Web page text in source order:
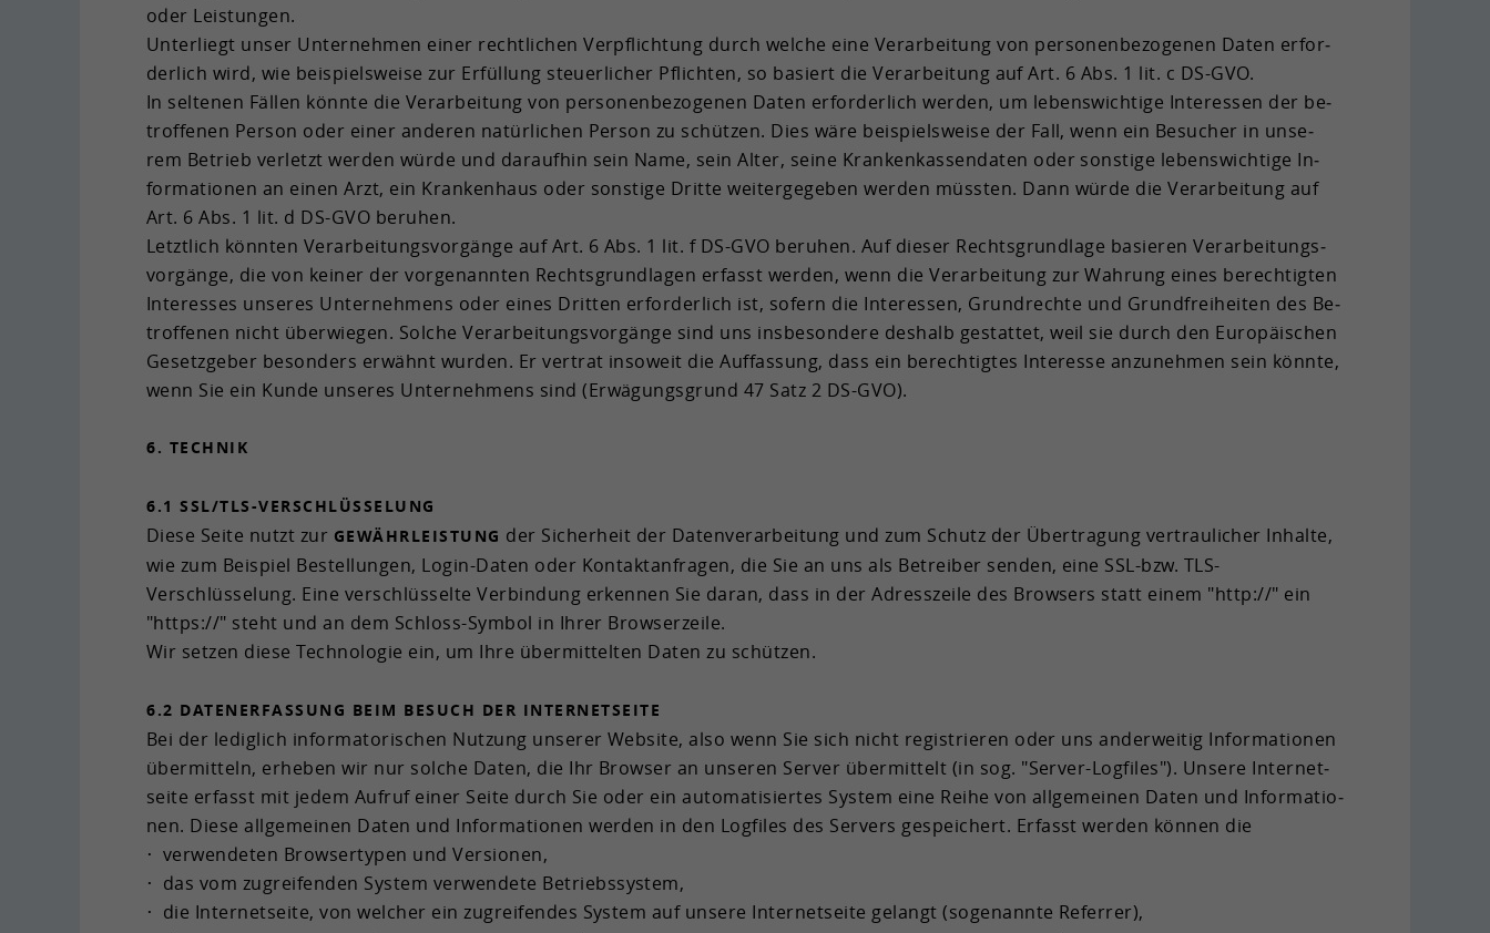
oder Leis­tun­gen.
Un­ter­liegt unser Un­ter­neh­men einer recht­li­chen Ver­pflich­tung durch wel­che eine Ver­ar­bei­tung von per­so­nen­be­zo­ge­nen Daten er­for­
der­lich wird, wie bei­spiels­wei­se zur Er­fül­lung steu­er­li­cher Pflich­ten, so ba­siert die Ver­ar­bei­tung auf Art. 6 Abs. 1 lit. c DS-​GVO.
In sel­te­nen Fäl­len könn­te die Ver­ar­bei­tung von per­so­nen­be­zo­ge­nen Daten er­for­der­lich wer­den, um le­bens­wich­ti­ge In­ter­es­sen der be­
trof­fe­nen Per­son oder einer an­de­ren na­tür­li­chen Per­son zu schüt­zen. Dies wäre bei­spiels­wei­se der Fall, wenn ein Be­su­cher in un­se­
rem Be­trieb ver­letzt wer­den würde und dar­auf­hin sein Name, sein Alter, seine Kran­ken­kas­sen­da­ten oder sons­ti­ge le­bens­wich­ti­ge In­
for­ma­tio­nen an einen Arzt, ein Kran­ken­haus oder sons­ti­ge Drit­te wei­ter­ge­ge­ben wer­den müss­ten. Dann würde die Ver­ar­bei­tung auf
Art. 6 Abs. 1 lit. d DS-​GVO be­ru­hen.
Letzt­lich könn­ten Ver­ar­bei­tungs­vor­gän­ge auf Art. 6 Abs. 1 lit. f DS-​GVO be­ru­hen. Auf die­ser Rechts­grund­la­ge ba­sie­ren Ver­ar­bei­tungs­
vor­gän­ge, die von kei­ner der vor­ge­nann­ten Rechts­grund­la­gen er­fasst wer­den, wenn die Ver­ar­bei­tung zur Wah­rung eines be­rech­tig­ten
In­ter­es­ses un­se­res Un­ter­neh­mens oder eines Drit­ten er­for­der­lich ist, so­fern die In­ter­es­sen, Grund­rech­te und Grund­frei­hei­ten des Be­
trof­fe­nen nicht über­wie­gen. Sol­che Ver­ar­bei­tungs­vor­gän­ge sind uns ins­be­son­de­re des­halb ge­stat­tet, weil sie durch den Eu­ro­päi­schen
Ge­setz­ge­ber be­son­ders er­wähnt wur­den. Er ver­trat in­so­weit die Auf­fas­sung, dass ein be­rech­tig­tes In­ter­es­se an­zu­neh­men sein könn­te,
wenn Sie ein Kunde un­se­res Un­ter­neh­mens sind (Er­wä­gungs­grund 47 Satz 2 DS-​GVO).
6. TECH­NIK
6.1 SSL/TLS-​VERSCHLÜSSELUNG
Diese Seite nutzt zur GE­WÄHR­LEIS­TUNG der Si­cher­heit der Da­ten­ver­ar­bei­tung und zum Schutz der Über­tra­gung ver­trau­li­cher In­hal­te,
wie zum Bei­spiel Be­stel­lun­gen, Login-​Daten oder Kon­takt­an­fra­gen, die Sie an uns als Be­trei­ber sen­den, eine SSL-​bzw. TLS-​
Verschlüsselung. Eine ver­schlüs­sel­te Ver­bin­dung er­ken­nen Sie daran, dass in der Adress­zei­le des Brow­sers statt einem "http://" ein
"https://" steht und an dem Schloss-​Symbol in Ihrer Brow­ser­zei­le.
Wir set­zen diese Tech­no­lo­gie ein, um Ihre über­mit­tel­ten Daten zu schüt­zen.
6.2 DA­TEN­ER­FAS­SUNG BEIM BE­SUCH DER IN­TER­NET­SEI­TE
Bei der le­dig­lich in­for­ma­to­ri­schen Nut­zung un­se­rer Web­site, also wenn Sie sich nicht re­gis­trie­ren oder uns an­der­wei­tig In­for­ma­tio­nen
über­mit­teln, er­he­ben wir nur sol­che Daten, die Ihr Brow­ser an un­se­ren Ser­ver über­mit­telt (in sog. "Server-​Logfiles"). Un­se­re In­ter­net­
sei­te er­fasst mit jedem Auf­ruf einer Seite durch Sie oder ein au­to­ma­ti­sier­tes Sys­tem eine Reihe von all­ge­mei­nen Daten und In­for­ma­tio­
nen. Diese all­ge­mei­nen Daten und In­for­ma­tio­nen wer­den in den Log­files des Ser­vers ge­spei­chert. Er­fasst wer­den kön­nen die
ver­wen­de­ten Brow­ser­ty­pen und Ver­sio­nen,
das vom zu­grei­fen­den Sys­tem ver­wen­de­te Be­triebs­sys­tem,
die In­ter­net­sei­te, von wel­cher ein zu­grei­fen­des Sys­tem auf un­se­re In­ter­net­sei­te ge­langt (so­ge­nann­te Re­fer­rer),